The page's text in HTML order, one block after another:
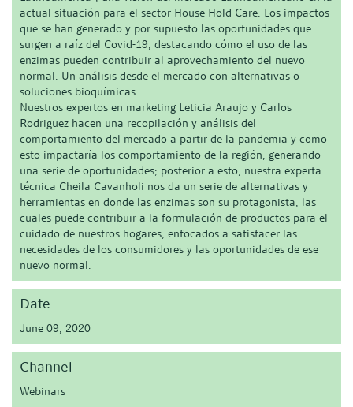
actual situación para el sector House Hold Care. Los impactos
que se han generado y por supuesto las oportunidades que
surgen a raíz del Covid-19, destacando cómo el uso de las
enzimas pueden contribuir al aprovechamiento del nuevo
normal. Un análisis desde el mercado con alternativas o
soluciones bioquímicas.
Nuestros expertos en marketing Leticia Araujo y Carlos
Rodriguez hacen una recopilación y análisis del
comportamiento del mercado a partir de la pandemia y como
esto impactaría los comportamiento de la región, generando
una serie de oportunidades; posterior a esto, nuestra experta
técnica Cheila Cavanholi nos da un serie de alternativas y
herramientas en donde las enzimas son su protagonista, las
cuales puede contribuir a la formulación de productos para el
cuidado de nuestros hogares, enfocados a satisfacer las
necesidades de los consumidores y las oportunidades de ese
nuevo normal.
Date
June 09, 2020
Channel
Webinars